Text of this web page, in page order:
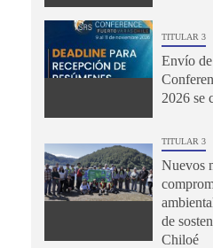
TITULAR 3
Envío de
2026 se
TITULAR 3
Nuevos
de
Chiloé